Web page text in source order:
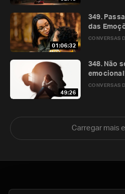
01:06:32
CONVERSAS
349.
das
49:26
CONVERSAS
348. Não
Carregar mais